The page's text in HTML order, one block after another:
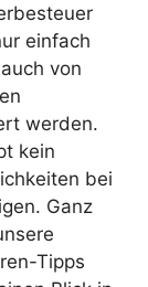
einfach
von
werden.
kein
bei
Ganz
Tipps